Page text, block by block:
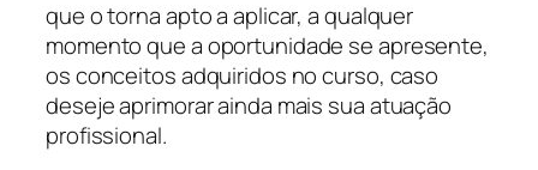
que o torna apto a aplicar, a qualquer
momento que a oportunidade se apresente,
os conceitos adquiridos no curso, caso
deseje aprimorar ainda mais sua atuação
profissional.